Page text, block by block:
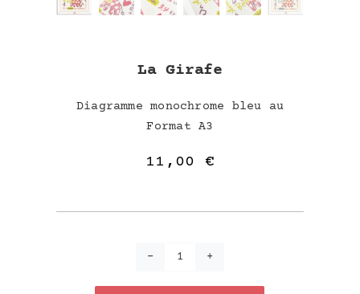
La Girafe
Diagramme monochrome bleu au
Format A3
11,00 €
de